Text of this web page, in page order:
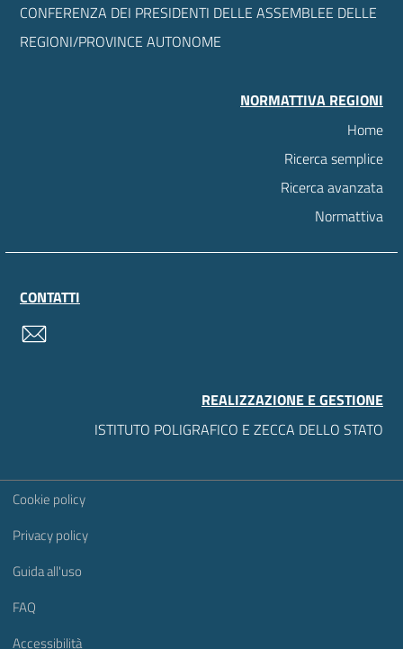
CONFERENZA DEI PRESIDENTI DELLE ASSEMBLEE DELLE
REGIONI/PROVINCE AUTONOME
NORMATTIVA REGIONI
Home
Ricerca semplice
Ricerca avanzata
Normattiva
CONTATTI
REALIZZAZIONE E GESTIONE
ISTITUTO POLIGRAFICO E ZECCA DELLO STATO
Sezione Link Utili
Cookie policy
Privacy policy
Guida all'uso
FAQ
Accessibilità